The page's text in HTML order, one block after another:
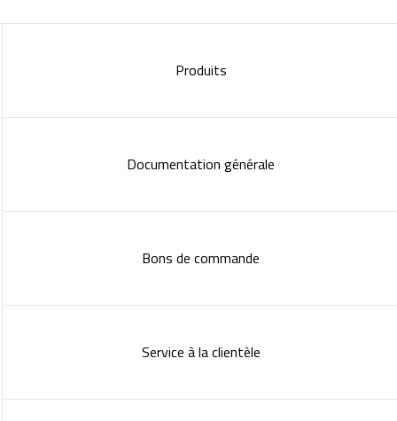
Produits
Documentation générale
Bons de commande
Service à la clientèle